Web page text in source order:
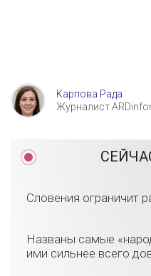
Карпова Рада
Журналист
Словения ограничит
Названы самые
ими сильнее всего